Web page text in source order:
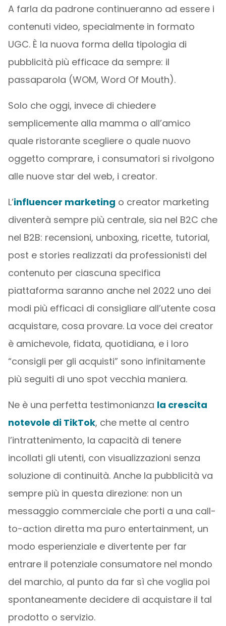
A farla da padrone continueranno ad essere i
contenuti video, specialmente in formato
UGC. È la nuova forma della tipologia di
pubblicità più efficace da sempre: il
passaparola (WOM, Word Of Mouth).
Solo che oggi, invece di chiedere
semplicemente alla mamma o all’amico
quale ristorante scegliere o quale nuovo
oggetto comprare, i consumatori si rivolgono
alle nuove star del web, i creator.
L’influencer marketing o creator marketing
diventerà sempre più centrale, sia nel B2C che
nel B2B: recensioni, unboxing, ricette, tutorial,
post e stories realizzati da professionisti del
contenuto per ciascuna specifica
piattaforma saranno anche nel 2022 uno dei
modi più efficaci di consigliare all’utente cosa
acquistare, cosa provare. La voce dei creator
è amichevole, fidata, quotidiana, e i loro
“consigli per gli acquisti” sono infinitamente
più seguiti di uno spot vecchia maniera.
Ne è una perfetta testimonianza la crescita
notevole di TikTok, che mette al centro
l’intrattenimento, la capacità di tenere
incollati gli utenti, con visualizzazioni senza
soluzione di continuità. Anche la pubblicità va
sempre più in questa direzione: non un
messaggio commerciale che porti a una call-
to-action diretta ma puro entertainment, un
modo esperienziale e divertente per far
entrare il potenziale consumatore nel mondo
del marchio, al punto da far sì che voglia poi
spontaneamente decidere di acquistare il tal
prodotto o servizio.